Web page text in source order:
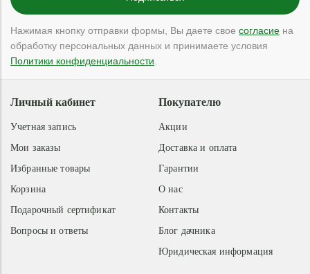
Нажимая кнопку отправки формы, Вы даете свое согласие на
обработку персональных данных и принимаете условия
Политики конфиденциальности
Покупателю
Акции
Доставка и оплата
Гарантии
О нас
Контакты
Блог дачника
Юридическая информация
Личный кабинет
Учетная запись
Мои заказы
Избранные товары
Корзина
Подарочный сертификат
Вопросы и ответы